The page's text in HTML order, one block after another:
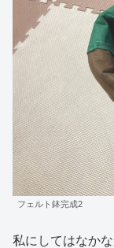
フェルト鉢完成2
私にしてはなか